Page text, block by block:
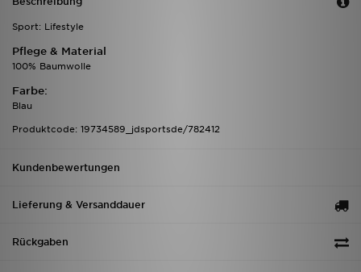
Sport: Lifestyle
Pflege & Material
100% Baumwolle
Farbe:
Blau
Produktcode: 19734589_jdsportsde/782412
Kundenbewertungen
Lieferung & Versanddauer
Rückgaben